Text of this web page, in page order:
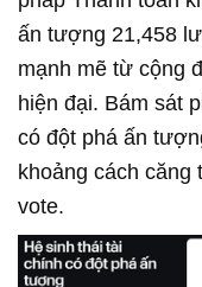
ấn tượng 21,458
mạnh mẽ từ cộng
hiện đại. Bám sát
có đột phá ấn
khoảng cách căng
vote.